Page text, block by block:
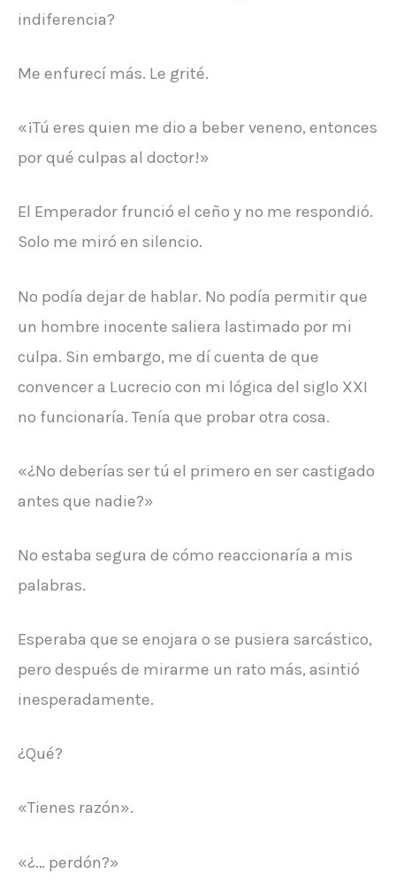
indiferencia?
Me enfurecí más. Le grité.
«¡Tú eres quien me dio a beber veneno, entonces
por qué culpas al doctor!»
El Emperador frunció el ceño y no me respondió.
Solo me miró en silencio.
No podía dejar de hablar. No podía permitir que
un hombre inocente saliera lastimado por mi
culpa. Sin embargo, me dí cuenta de que
convencer a Lucrecio con mi lógica del siglo XXI
no funcionaría. Tenía que probar otra cosa.
«¿No deberías ser tú el primero en ser castigado
antes que nadie?»
No estaba segura de cómo reaccionaría a mis
palabras.
Esperaba que se enojara o se pusiera sarcástico,
pero después de mirarme un rato más, asintió
inesperadamente.
¿Qué?
«Tienes razón».
«¿… perdón?»